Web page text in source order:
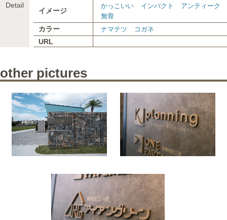
Detail
イメージ
かっこいい インパクト
アンティーク
無骨
カラー ナマテツ コガネ
URL
other pictures